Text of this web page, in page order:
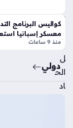
ع
شر
أس
طو
انة
ونا
قل
الح
كواليس البرنامج
معسكر إسبانيا
منذ 9 ساعات
دولي